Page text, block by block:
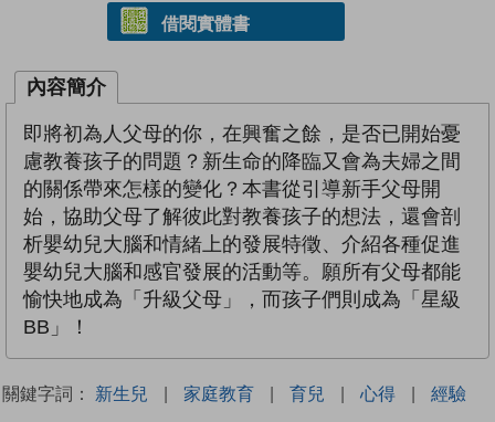
借閱實體書
內容簡介
即將初為人父母的你，在興奮之餘，是否已開始憂
慮教養孩子的問題？新生命的降臨又會為夫婦之間
的關係帶來怎樣的變化？本書從引導新手父母開
始，協助父母了解彼此對教養孩子的想法，還會剖
析嬰幼兒大腦和情緒上的發展特徵、介紹各種促進
嬰幼兒大腦和感官發展的活動等。願所有父母都能
愉快地成為「升級父母」，而孩子們則成為「星級
BB」！
關鍵字詞： 新生兒 | 家庭教育 | 育兒 | 心得 | 經驗